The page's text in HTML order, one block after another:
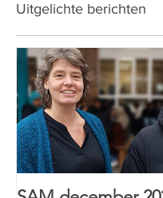
Uitgelichte berichten